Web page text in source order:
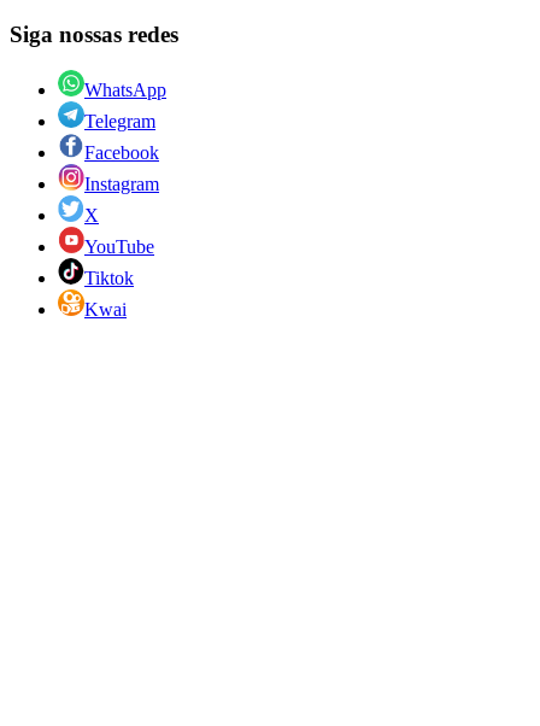
Siga nossas redes
WhatsApp
Telegram
Facebook
Instagram
X
YouTube
Tiktok
Kwai